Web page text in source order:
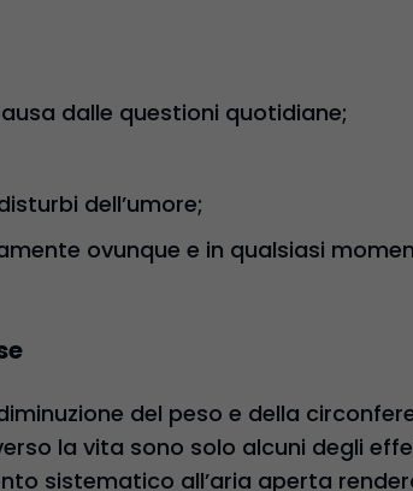
dalle questioni quotidiane;
dell’umore;
ovunque e in qualsiasi
del peso e della
la vita sono solo alcuni degli
sistematico all’aria aperta